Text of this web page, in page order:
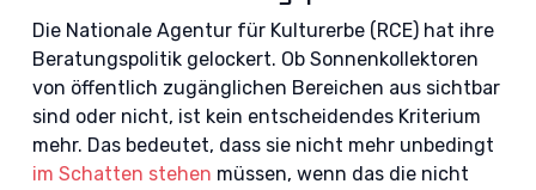
Die Nationale Agentur für Kulturerbe (RCE) hat ihre
Beratungspolitik gelockert. Ob Sonnenkollektoren
von öffentlich zugänglichen Bereichen aus sichtbar
sind oder nicht, ist kein entscheidendes Kriterium
mehr. Das bedeutet, dass sie nicht mehr unbedingt
im Schatten stehen müssen, wenn das die nicht